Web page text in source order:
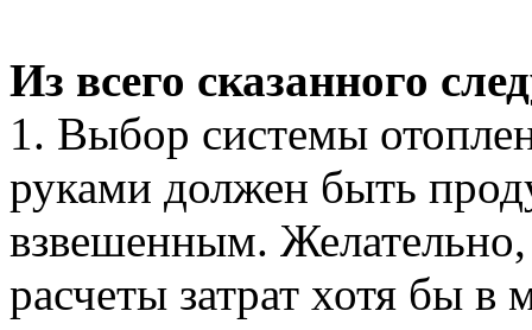
Из всего сказанного
1. Выбор системы
руками должен быть
взвешенным.
расчеты затрат хотя бы